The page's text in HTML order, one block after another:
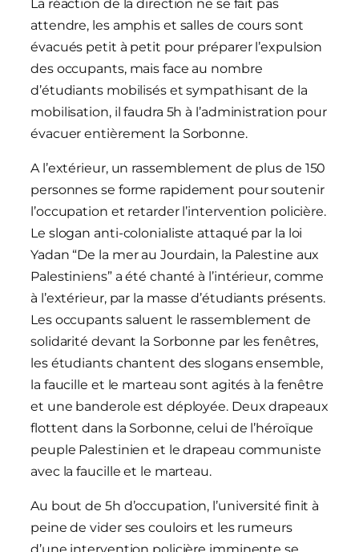
La réaction de la direction ne se fait pas
attendre, les amphis et salles de cours sont
évacués petit à petit pour préparer l’expulsion
des occupants, mais face au nombre
d’étudiants mobilisés et sympathisant de la
mobilisation, il faudra 5h à l’administration pour
évacuer entièrement la Sorbonne.
A l’extérieur, un rassemblement de plus de 150
personnes se forme rapidement pour soutenir
l’occupation et retarder l’intervention policière.
Le slogan anti-colonialiste attaqué par la loi
Yadan “De la mer au Jourdain, la Palestine aux
Palestiniens” a été chanté à l’intérieur, comme
à l’extérieur, par la masse d’étudiants présents.
Les occupants saluent le rassemblement de
solidarité devant la Sorbonne par les fenêtres,
les étudiants chantent des slogans ensemble,
la faucille et le marteau sont agités à la fenêtre
et une banderole est déployée. Deux drapeaux
flottent dans la Sorbonne, celui de l’héroïque
peuple Palestinien et le drapeau communiste
avec la faucille et le marteau.
Au bout de 5h d’occupation, l’université finit à
peine de vider ses couloirs et les rumeurs